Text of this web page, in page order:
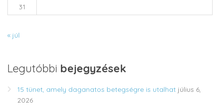
31
« júl
Legutóbbi bejegyzések
15 tünet, amely daganatos betegségre is utalhat július 6,
2026